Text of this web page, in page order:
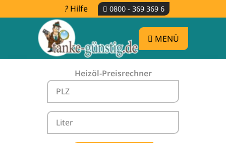
Hilfe 0800 - 369 369 6
MENÜ
Heizöl-Preisrechner
Heizölpreise Banzin -
vergleichen & günstig tanken